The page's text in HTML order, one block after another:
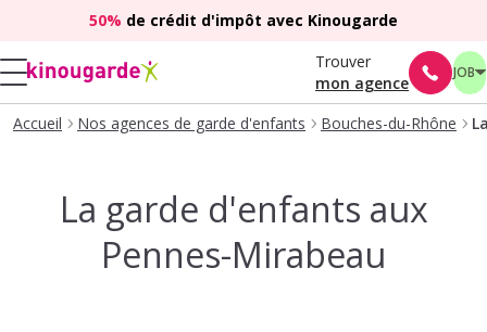
50% de crédit d'impôt avec Kinougarde
Trouver
mon agence
JOB
Accueil Nos agences de garde d'enfants Bouches-du-Rhône
La garde d'enfants aux
Pennes-Mirabeau